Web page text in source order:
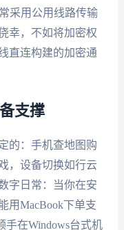
采用公用线路传输
幸，不如将加密权
直连构建的加密通
支撑
的：手机查地图购
，设备切换如行云
字日常：当你在安
用MacBook下单支
手在Windows台式机